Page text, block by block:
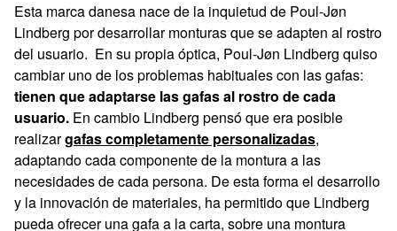
Esta marca danesa nace de la inquietud de Poul-Jøn
Lindberg por desarrollar monturas que se adapten al rostro
del usuario. En su propia óptica, Poul-Jøn Lindberg quiso
cambiar uno de los problemas habituales con las gafas:
tienen que adaptarse las gafas al rostro de cada
usuario. En cambio Lindberg pensó que era posible
realizargafas completamente personalizadas,
adaptando cada componente de la montura a las
necesidades de cada persona. De esta forma el desarrollo
y la innovación de materiales, ha permitido que Lindberg
pueda ofrecer una gafa a la carta, sobre una montura